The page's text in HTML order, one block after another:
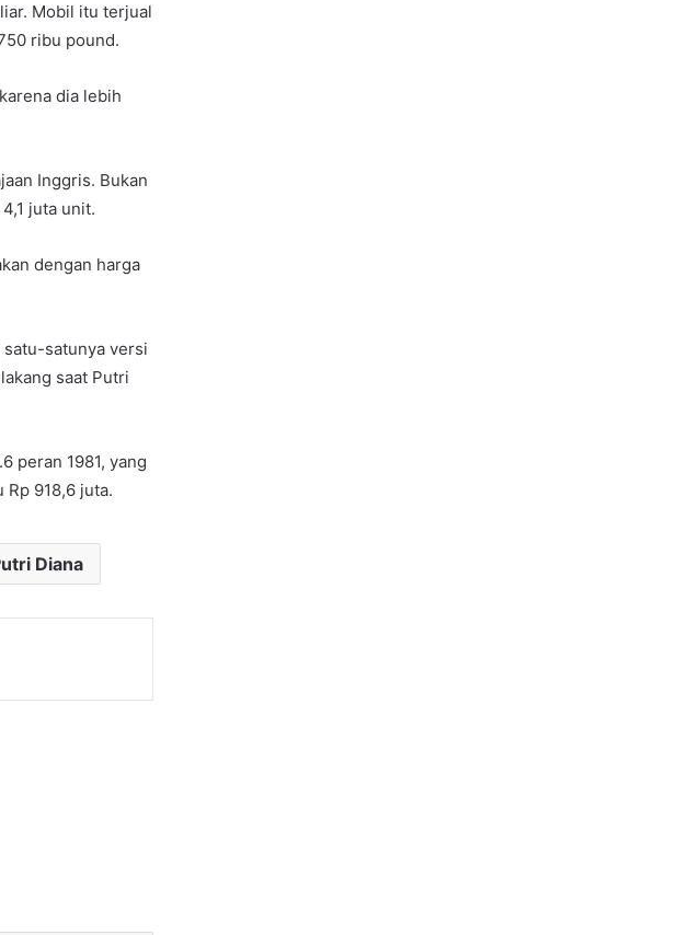
Mobil itu terjual
ribu pound.
dia lebih
Inggris. Bukan
juta unit.
dengan harga
satu-satunya versi
saat Putri
peran 1981, yang
918,6 juta.
Diana